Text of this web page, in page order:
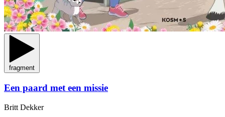
fragment
Een paard met een missie
Britt Dekker